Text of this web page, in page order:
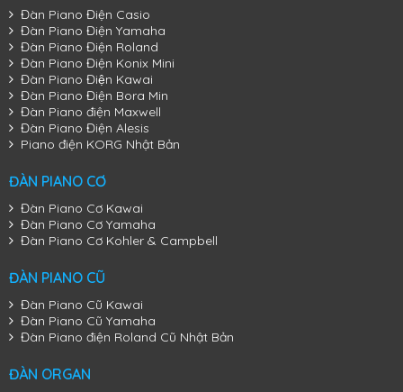
Đàn Piano Cơ Kawai K-300
Đàn Piano Điện Casio
Đàn Piano Điện Yamaha
Đàn Piano Điện Roland
Đàn Piano Điện Konix Mini
Đàn Piano Điện Kawai
Đàn Piano Điện Bora Min
Đàn Piano điện Maxwell
Đàn Piano Điện Alesis
Piano điện KORG Nhật Bản
ĐÀN PIANO CƠ
Đàn Piano Cơ Kawai
Đàn Piano Cơ Yamaha
Đàn Piano Cơ Kohler & Campbell
ĐÀN PIANO CŨ
Đàn Piano Cũ Kawai
Đàn Piano Cũ Yamaha
Đàn Piano điện Roland Cũ Nhật Bản
ĐÀN ORGAN